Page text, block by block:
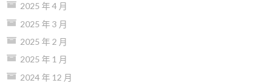
2025 年 4 月
2025 年 3 月
2025 年 2 月
2025 年 1 月
2024 年 12 月